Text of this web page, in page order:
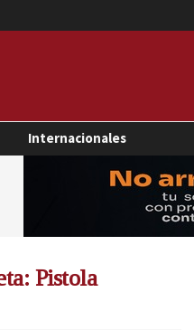
Internacionales
Pistola